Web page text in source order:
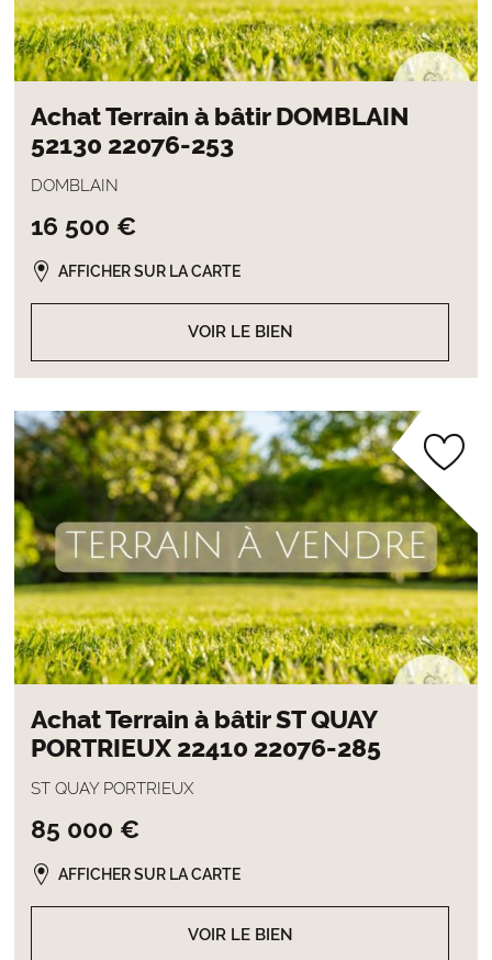
Achat Terrain à bâtir DOMBLAIN
52130 22076-253
DOMBLAIN
16 500 €
VOIR LE BIEN
AFFICHER SUR LA CARTE
Achat Terrain à bâtir ST QUAY
PORTRIEUX 22410 22076-285
ST QUAY PORTRIEUX
85 000 €
VOIR LE BIEN
AFFICHER SUR LA CARTE